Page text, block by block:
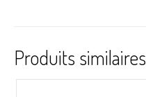
Produits similaires